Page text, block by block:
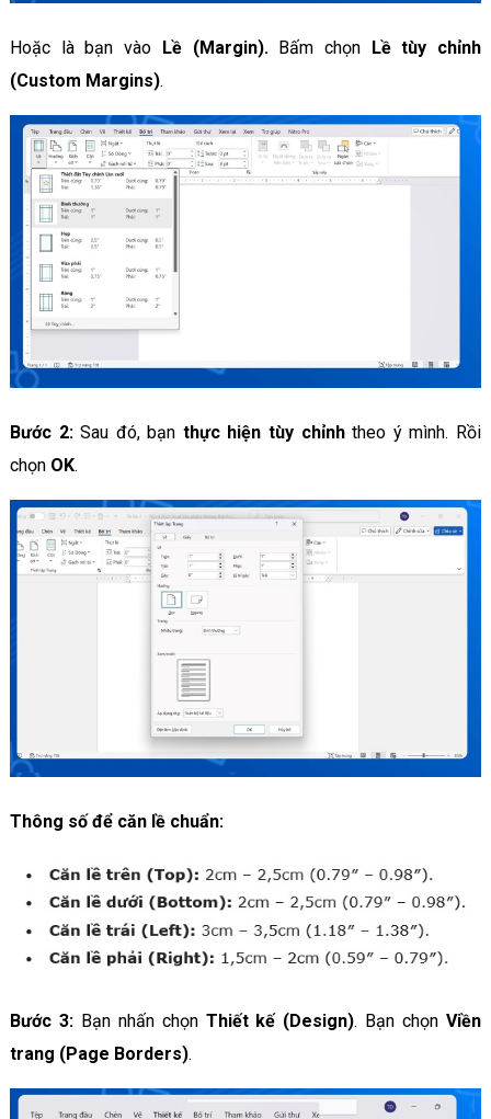
Hoặc là bạn vào Lề (Margin). Bấm chọn Lề tùy chỉnh
(Custom Margins).
Bước 2:Sau đó, bạn thực hiện tùy chỉnhtheo ý mình. Rồi
chọn OK.
Thông số để căn lề chuẩn:
Bước 3: Bạn nhấn chọn Thiết kế (Design). Bạn chọnViền
trang (Page Borders).